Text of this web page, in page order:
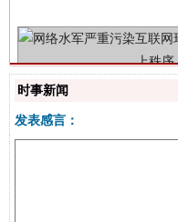
时事新闻
发表感言：